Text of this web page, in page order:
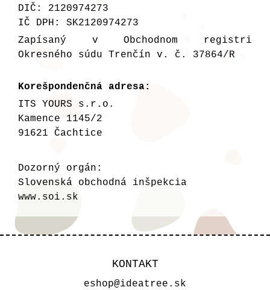
DIČ: 2120974273
IČ DPH: SK2120974273
Zapísaný v Obchodnom registri
Okresného súdu Trenčín v. č. 37864/R
Korešpondenčná adresa:
ITS YOURS s.r.o.
Kamence 1145/2
91621 Čachtice
Dozorný orgán:
Slovenská obchodná inšpekcia
www.soi.sk
KONTAKT
eshop@ideatree.sk